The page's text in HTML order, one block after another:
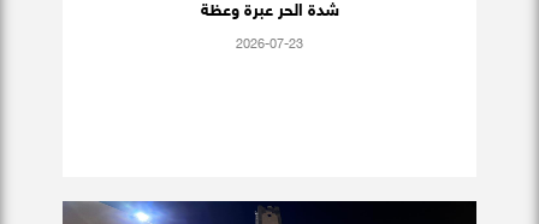
شدة الحر عبرة وعظة
2026-07-23